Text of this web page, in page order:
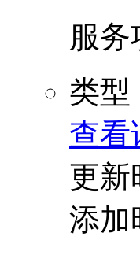
服
类型
查看
更新
添加